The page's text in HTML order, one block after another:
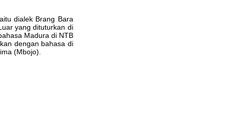
dialek Brang Bara
yang dituturkan di
Madura di NTB
dengan bahasa di
(Mbojo).